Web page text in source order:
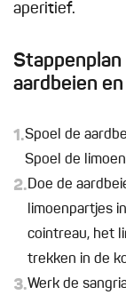
aperitief.
aardbeien
1.Spoel de
Spoel de
2.Doe de
limoenpartjes
cointreau, het
trekken in de
3.Werk de